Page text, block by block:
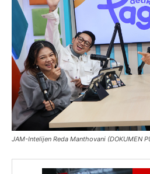
JAM-Intelijen Reda Manthovani (DOKUMEN